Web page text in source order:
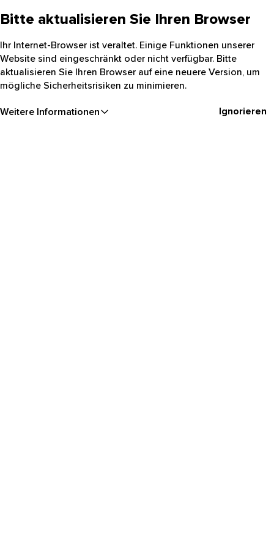
Bitte aktualisieren Sie Ihren Browser
Ihr Internet-Browser ist veraltet. Einige Funktionen unserer
Website sind eingeschränkt oder nicht verfügbar. Bitte
aktualisieren Sie Ihren Browser auf eine neuere Version, um
mögliche Sicherheitsrisiken zu minimieren.
Weitere Informationen Ignorieren